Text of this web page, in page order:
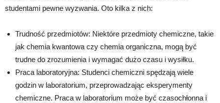
studentami pewne wyzwania. Oto kilka z nich:
Trudność przedmiotów: Niektóre przedmioty chemiczne, takie
jak chemia kwantowa czy chemia organiczna, mogą być
trudne do zrozumienia i wymagać dużo czasu i wysiłku.
Praca laboratoryjna: Studenci chemiczni spędzają wiele
godzin w laboratorium, przeprowadzając eksperymenty
chemiczne. Praca w laboratorium może być czasochłonna i